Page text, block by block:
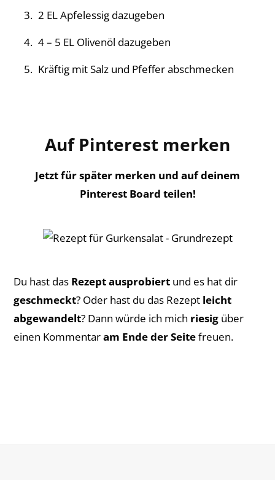
2 EL Apfelessig dazugeben
4 – 5 EL Olivenöl dazugeben
Kräftig mit Salz und Pfeffer abschmecken
Auf Pinterest merken
Jetzt für später merken und auf deinem
Pinterest Board teilen!
Du hast das Rezept ausprobiert und es hat dir
geschmeckt? Oder hast du das Rezept leicht
abgewandelt? Dann würde ich mich riesig über
einen Kommentaram Ende der Seitefreuen.